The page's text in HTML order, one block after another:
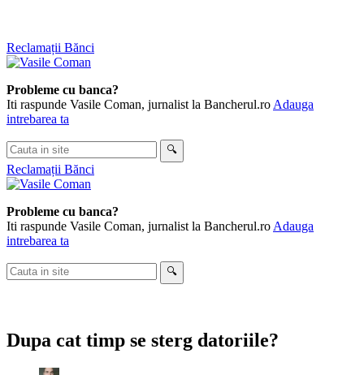
Skip
to
Reclamații Bănci
Probleme cu banca?
Iti raspunde Vasile Coman, jurnalist la Bancherul.ro Adauga
intrebarea ta
Cauta
in
site
🔍
Reclamații Bănci
Probleme cu banca?
Iti raspunde Vasile Coman, jurnalist la Bancherul.ro Adauga
intrebarea ta
Cauta
in
🔍
Dupa cat timp se sterg datoriile?